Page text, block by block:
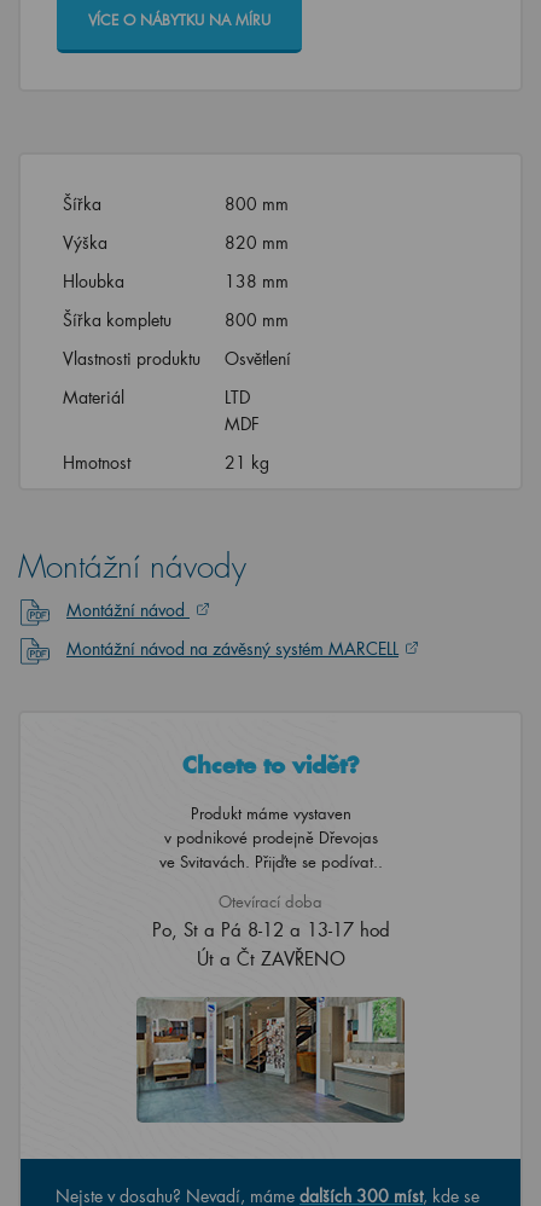
VÍCE O NÁBYTKU NA MÍRU
Šířka
800 mm
Výška
820 mm
Hloubka
138 mm
Šířka kompletu
800 mm
Vlastnosti produktu
Osvětlení
Materiál
LTD
MDF
Hmotnost
21 kg
Montážní návody
Montážní návod
Montážní návod na závěsný systém MARCELL
Chcete to vidět?
Produkt máme vystaven
v podnikové prodejně Dřevojas
ve Svitavách. Přijďte se podívat..
Otevírací doba
Po, St a Pá 8-12 a 13-17 hod
Út a Čt ZAVŘENO
Nejste v dosahu? Nevadí, máme dalších 300 míst, kde se